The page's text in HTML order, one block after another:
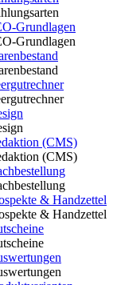
Grundlagen
Grundlagen
(CMS)
(CMS)
& Handzettel
& Handzettel